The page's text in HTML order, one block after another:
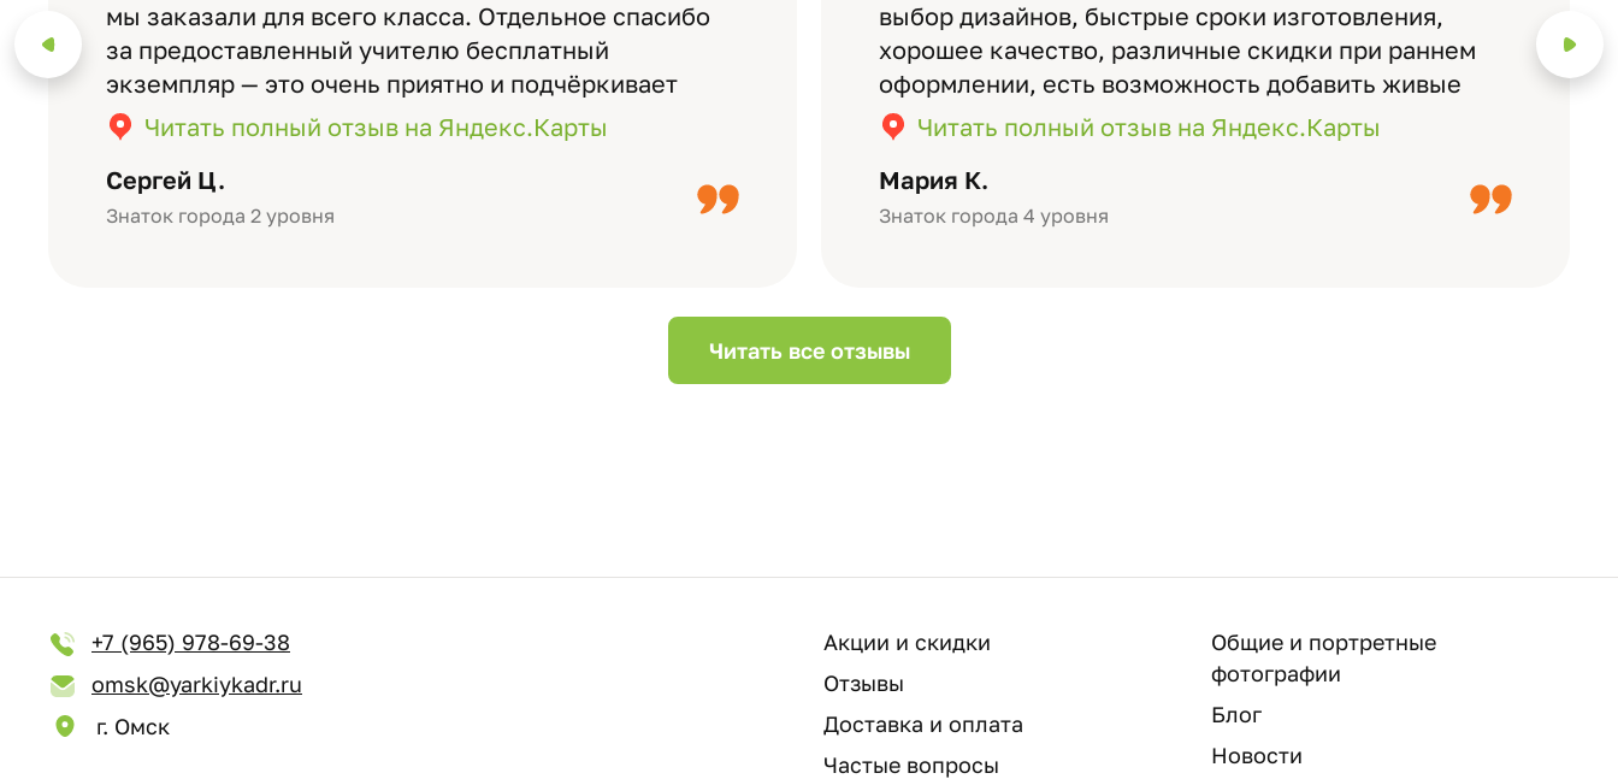
Сергей Ц.
Знаток города 2 уровня
мы заказали для всего класса. Отдельное спасибо
за предоставленный учителю бесплатный
экземпляр — это очень приятно и подчёркивает
значимость события. Качество альбомов на высшем
уровне: плотная бумага, красивый дизайн….
Читать полный отзыв на Яндекс.Карты
Мария К.
Знаток города 4 уровня
выбор дизайнов, быстрые сроки изготовления,
хорошее качество, различные скидки при раннем
оформлении, есть возможность добавить живые
кадры (потом можно смотреть через телефон
короткое видео с детьми, воспитателями).
Небольшой…
Читать полный отзыв на Яндекс.Карты
Читать все отзывы
+7 (965) 978-69-38
omsk@yarkiykadr.ru
г. Омск
Акции и скидки
Отзывы
Доставка и оплата
Частые вопросы
Общие и портретные
фотографии
Блог
Новости